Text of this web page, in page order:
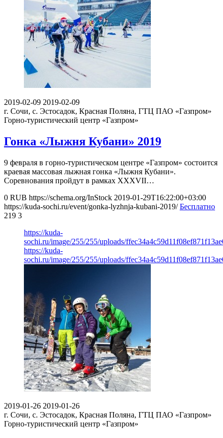
2019-02-09 2019-02-09
г. Сочи, с. Эстосадок, Красная Поляна, ГТЦ ПАО «Газпром»
Горно-туристический центр «Газпром»
Гонка «Лыжня Кубани» 2019
9 февраля в горно-туристическом центре «Газпром» состоится
краевая массовая лыжная гонка «Лыжня Кубани».
Соревнования пройдут в рамках XXXVII…
0 RUB https://schema.org/InStock 2019-01-29T16:22:00+03:00
https://kuda-sochi.ru/event/gonka-lyzhnja-kubani-2019/ Бесплатно
219 3
https://kuda-
sochi.ru/image/255/255/uploads/
https://kuda-
sochi.ru/image/255/255/uploads/
2019-01-26 2019-01-26
г. Сочи, с. Эстосадок, Красная Поляна, ГТЦ ПАО «Газпром»
Горно-туристический центр «Газпром»